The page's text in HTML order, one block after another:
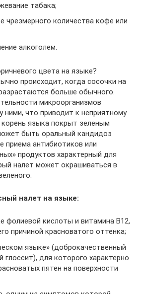
табака;
чрезмерного количества кофе или
алкоголем.
цвета на языке?
происходит, когда сосочки на
больше обычного.
микроорганизмов
ними, что приводит к неприятному
корень языка покрыт зеленым
быть оральный кандидоз
приема антибиотиков или
продуктов характерный для
налет может окрашиваться в
налет на языке:
фолиевой кислоты и витамина B12,
причиной красноватого оттенка;
языке» (доброкачественный
глоссит), для которого характерно
пятен на поверхности